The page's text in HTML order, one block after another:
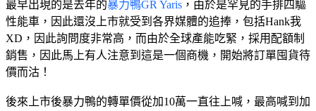
最早出現的是去年的暴力鴨GR Yaris ，由於是罕見的手排四驅
性能車，因此還沒上市就受到各界媒體的追捧，包括Hank我
XD，因此詢問度非常高，而由於全球產能吃緊，採用配額制
銷售，因此馬上有人注意到這是一個商機，開始將訂單囤貨待
價而沽！
後來上市後暴力鴨的轉單價從加10萬一直往上喊，最高喊到加